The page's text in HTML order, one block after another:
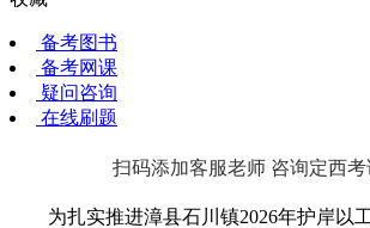
备考图书
备考网课
疑问咨询
在线刷题
扫码添加客服老师 咨询定西考
为扎实推进漳县石川镇2026年护岸以